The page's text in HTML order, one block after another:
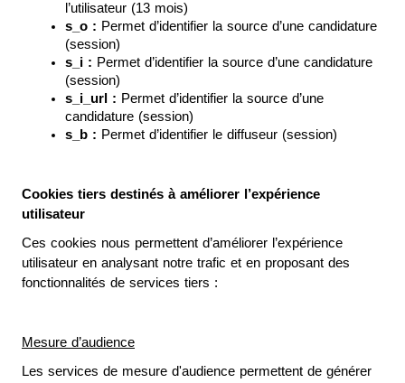
l’utilisateur (13 mois)
s_o : Permet d’identifier la source d’une candidature
(session)
s_i : Permet d’identifier la source d’une candidature
(session)
s_i_url : Permet d’identifier la source d’une
candidature (session)
s_b : Permet d’identifier le diffuseur (session)
Cookies tiers destinés à améliorer l’expérience
utilisateur
Ces cookies nous permettent d’améliorer l’expérience
utilisateur en analysant notre trafic et en proposant des
fonctionnalités de services tiers :
Mesure d’audience
Les services de mesure d'audience permettent de générer